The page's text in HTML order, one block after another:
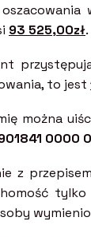
93 525,00zł.
to jest
można
0000
z
tylko